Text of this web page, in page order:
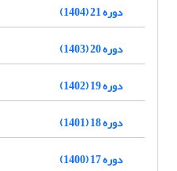
دوره 21 (1404)
دوره 20 (1403)
دوره 19 (1402)
دوره 18 (1401)
دوره 17 (1400)